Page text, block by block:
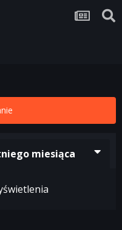
miesiąca